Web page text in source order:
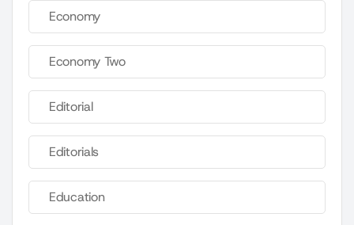
Economy
Economy Two
Editorial
Editorials
Education